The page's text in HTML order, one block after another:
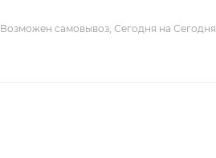
Возможен самовывоз, Сегодня на Сегодня.